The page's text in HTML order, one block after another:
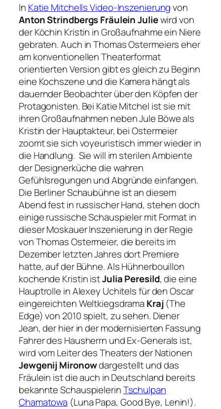
In Katie Mitchells Video-Inszenierungvon
Anton Strindbergs Fräulein Julie wird von
der Köchin Kristin in Großaufnahme ein Niere
gebraten. Auch in Thomas Ostermeiers eher
am konventionellen Theaterformat
orientierten Version gibt es gleich zu Beginn
eine Kochszene und die Kamera hängt als
dauernder Beobachter über den Köpfen der
Protagonisten. Bei Katie Mitchel ist sie mit
ihren Großaufnahmen neben Jule Böwe als
Kristin der Hauptakteur, bei Ostermeier
zoomt sie sich voyeuristisch immer wieder in
die Handlung. Sie will im sterilen Ambiente
der Designerküche die wahren
Gefühlsregungen und Abgründe einfangen.
Die Berliner Schaubühne ist an diesem
Abend fest in russischer Hand, stehen doch
einige russische Schauspieler mit Format in
dieser Moskauer Inszenierung in der Regie
von Thomas Ostermeier, die bereits im
Dezember letzten Jahres dort Premiere
hatte, auf der Bühne. Als Hühnerbouillon
kochende Kristin istJulia Peresild, die eine
Hauptrolle in Alexey Uchitels für den Oscar
eingereichten Weltkiegsdrama Kraj (The
Edge) von 2010 spielt, zu sehen. Diener
Jean, der hier in der modernisierten Fassung
Fahrer des Hausherrn und Ex-Generals ist,
wird vom Leiter des Theaters der Nationen
Jewgenij Mironowdargestellt und das
Fräulein ist die auch in Deutschland bereits
bekannte SchauspielerinTschulpan
Chamatowa (Luna Papa, Good Bye, Lenin!).